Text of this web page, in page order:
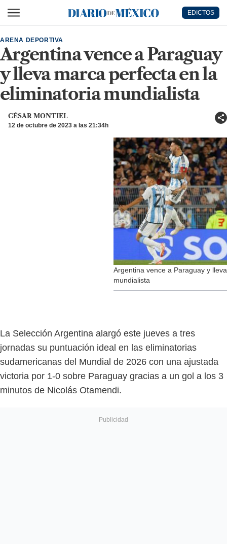
Diario de México
EDICTOS
Argentina vence a Paraguay
y lleva marca perfecta en la
eliminatoria mundialista
ARENA DEPORTIVA
CÉSAR MONTIEL
12 de octubre de 2023 a las 21:34h
Argentina vence a Paraguay y
mundialista
La Selección Argentina alargó este jueves a tres
jornadas su puntuación ideal en las eliminatorias
sudamericanas del Mundial de 2026 con una ajustada
victoria por 1-0 sobre Paraguay gracias a un gol a los 3
minutos de Nicolás Otamendi.